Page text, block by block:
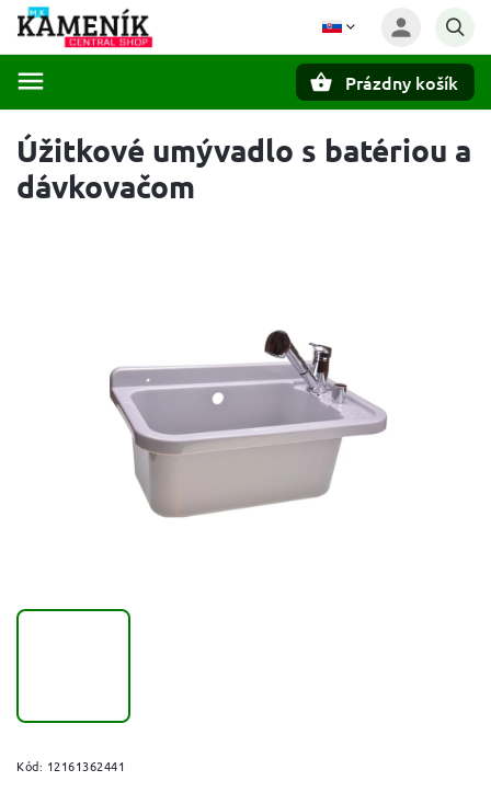
Prázdny košík
Úžitkové umývadlo s batériou a
dávkovačom
Kód: 12161362441